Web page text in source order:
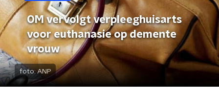
OM vervolgt verpleeghuisarts
voor euthanasie op demente
vrouw
foto:ANP